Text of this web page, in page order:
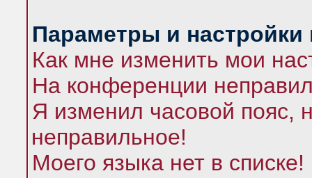
Параметры и настройки
Как мне изменить мои
На конференции
Я изменил часовой пояс,
неправильное!
Моего языка нет в списке!